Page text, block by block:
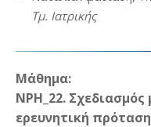
Τμ. Ιατρικής
Μάθημα:
ΝΡΗ_22.
ερευνητική πρόταση